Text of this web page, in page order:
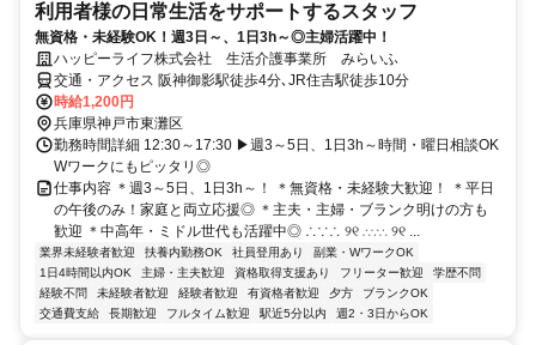
利用者様の日常生活をサポートするスタッフ
無資格・未経験OK！週3日～、1日3h～◎主婦活躍中！
ハッピーライフ株式会社 生活介護事業所 みらいふ
交通・アクセス 阪神御影駅徒歩4分､JR住吉駅徒歩10分
時給1,200円
兵庫県神戸市東灘区
勤務時間詳細 12:30～17:30 ▶週3～5日、1日3h～時間・曜日相談OK
Wワークにもピッタリ◎
仕事内容 ＊週3～5日、1日3h～！ ＊無資格・未経験大歓迎！ ＊平日
の午後のみ！家庭と両立応援◎ ＊主夫・主婦・ブランク明けの方も
歓迎 ＊中高年・ミドル世代も活躍中◎ ∴∵∴ ୨୧ ∴∵∴ ୨୧ ...
業界未経験者歓迎 扶養内勤務OK 社員登用あり
副業・WワークOK
1日4時間以内OK
主婦・主夫歓迎 資格取得支援あり フリーター歓迎
学歴不問
経験不問
未経験者歓迎 経験者歓迎 有資格者歓迎 夕方
ブランクOK
交通費支給
長期歓迎 フルタイム歓迎 駅近5分以内 週2・3日からOK